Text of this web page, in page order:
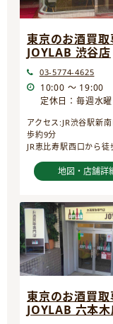
東京のお酒買取
JOYLAB 渋谷店
03-5774-4625
10:00 ～ 19:00
定休日：毎週水曜
アクセス:JR渋谷駅新
歩約9分
JR恵比寿駅西口から徒
地図・店舗詳
東京のお酒買取
JOYLAB 六本